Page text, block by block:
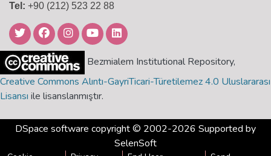
Tel: +90 (212) 523 22 88
Bezmialem Institutional Repository,
Creative Commons Alıntı-GayriTicari-Türetilemez 4.0 Uluslararası
Lisansı ile lisanslanmıştır.
DSpace software copyright © 2002-2026 Supported by
SelenSoft